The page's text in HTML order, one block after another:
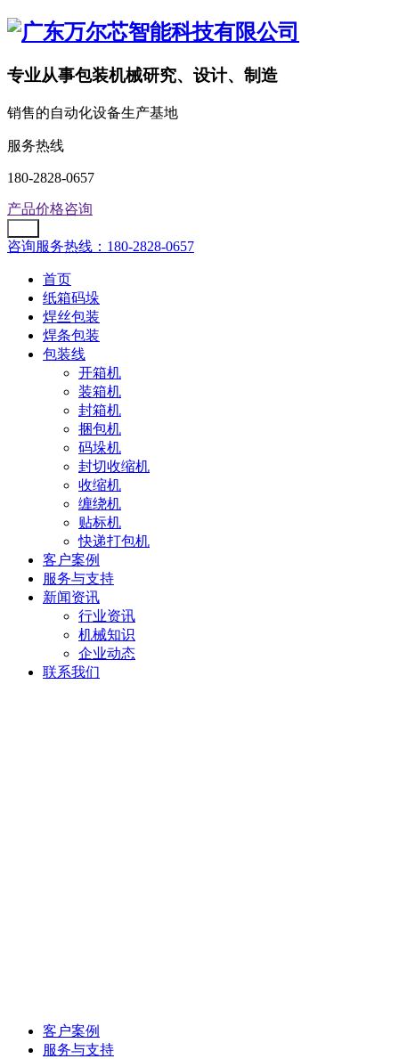
专业从事包装机械研究、设计、制造
销售的自动化设备生产基地
服务热线
180-2828-0657
产品价格咨询
咨询服务热线：180-2828-0657
首页
纸箱码垛
焊丝包装
焊条包装
包装线
开箱机
装箱机
封箱机
捆包机
码垛机
封切收缩机
收缩机
缠绕机
贴标机
快递打包机
客户案例
服务与支持
新闻资讯
行业资讯
机械知识
企业动态
联系我们
客户案例
服务与支持